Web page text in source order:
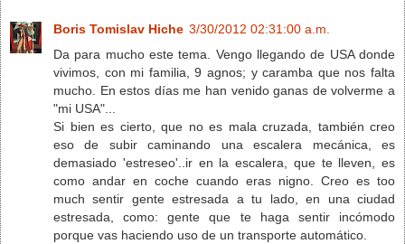
Boris Tomislav Hiche 3/30/2012 02:31:00 a.m.
Da para mucho este tema. Vengo llegando de USA donde
vivimos, con mi familia, 9 agnos; y caramba que nos falta
mucho. En estos días me han venido ganas de volverme a
"mi USA"...
Si bien es cierto, que no es mala cruzada, también creo
eso de subir caminando una escalera mecánica, es
demasiado 'estreseo'..ir en la escalera, que te lleven, es
como andar en coche cuando eras nigno. Creo es too
much sentir gente estresada a tu lado, en una ciudad
estresada, como: gente que te haga sentir incómodo
porque vas haciendo uso de un transporte automático.